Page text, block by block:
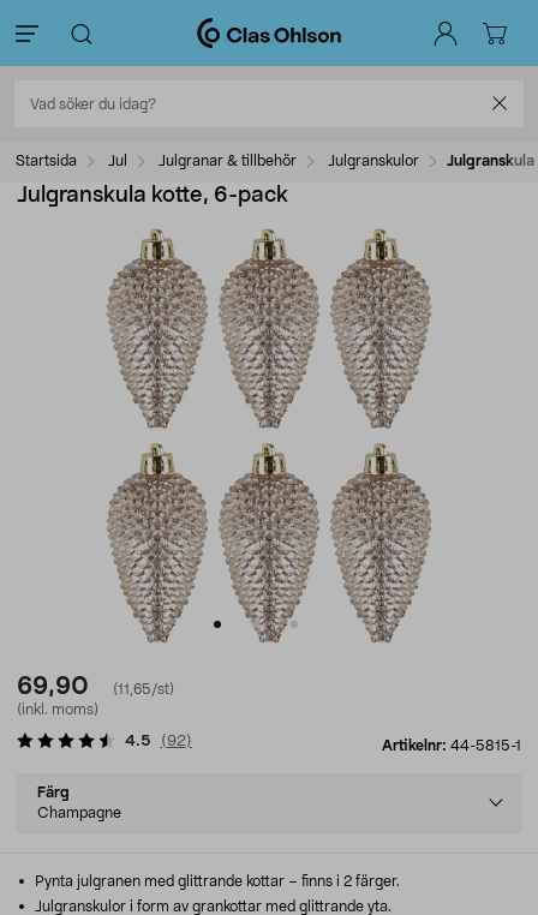
Startsida Jul Julgranar & tillbehör Julgranskulor
Julgranskula kotte, 6-pack
69,90
(11,65/st)
(inkl. moms)
Artikelnr: 44-5815-1
4.5 (92)
Select
variant
Färg
Champagne
Pynta julgranen med glittrande kottar – finns i 2 färger.
Julgranskulor i form av grankottar med glittrande yta.